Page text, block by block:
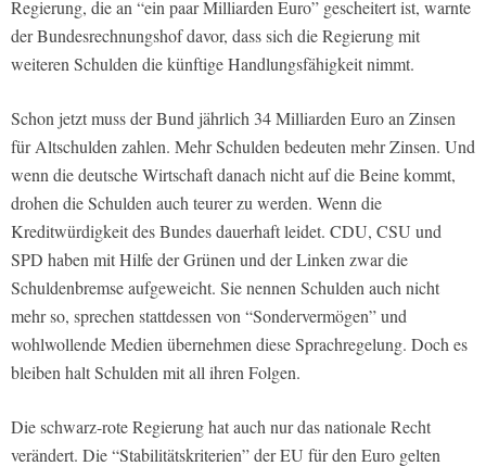
Regierung, die an “ein paar Milliarden Euro” gescheitert ist, warnte
der Bundesrechnungshof davor, dass sich die Regierung mit
weiteren Schulden die künftige Handlungsfähigkeit nimmt.
Schon jetzt muss der Bund jährlich 34 Milliarden Euro an Zinsen
für Altschulden zahlen. Mehr Schulden bedeuten mehr Zinsen. Und
wenn die deutsche Wirtschaft danach nicht auf die Beine kommt,
drohen die Schulden auch teurer zu werden. Wenn die
Kreditwürdigkeit des Bundes dauerhaft leidet. CDU, CSU und
SPD haben mit Hilfe der Grünen und der Linken zwar die
Schuldenbremse aufgeweicht. Sie nennen Schulden auch nicht
mehr so, sprechen stattdessen von “Sondervermögen” und
wohlwollende Medien übernehmen diese Sprachregelung. Doch es
bleiben halt Schulden mit all ihren Folgen.
Die schwarz-rote Regierung hat auch nur das nationale Recht
verändert. Die “Stabilitätskriterien” der EU für den Euro gelten